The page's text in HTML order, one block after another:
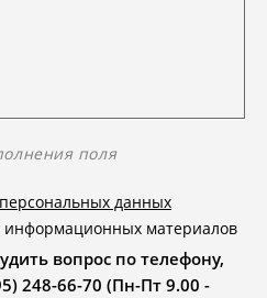
поля
данных
информационных материалов
вопрос по телефону,
248-66-70 (Пн-Пт 9.00 -